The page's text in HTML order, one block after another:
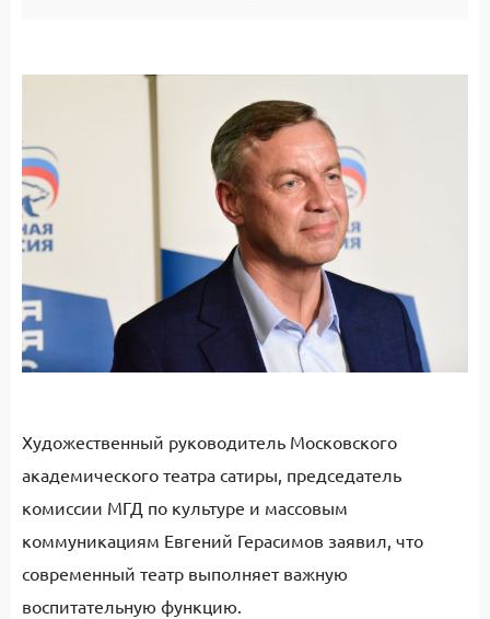
Художественный руководитель Московского
академического театра сатиры, председатель
комиссии МГД по культуре и массовым
коммуникациям Евгений Герасимов заявил, что
современный театр выполняет важную
воспитательную функцию.